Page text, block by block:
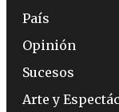
País
Opinión
Sucesos
Arte y